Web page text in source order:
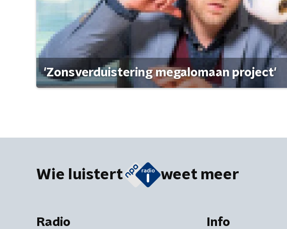
'Zonsverduistering megalomaan project'
Wie luistert weet meer
Radio Info